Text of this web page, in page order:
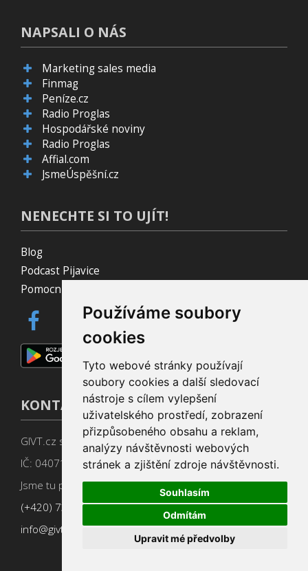
Používáme soubory
cookies
Tyto webové stránky používají
soubory cookies a další sledovací
nástroje s cílem vylepšení
uživatelského prostředí, zobrazení
přizpůsobeného obsahu a reklam,
analýzy návštěvnosti webových
stránek a zjištění zdroje návštěvnosti.
Souhlasím
Odmítám
Upravit mé předvolby
NAPSALI O NÁS
Marketing sales media
Finmag
Peníze.cz
Radio Proglas
Hospodářské noviny
Radio Proglas
Affial.com
JsmeÚspěšní.cz
NENECHTE SI TO UJÍT!
Blog
Podcast Pijavice
Pomocník do prohlížeče
KONTAKT
GIVT.cz s. r. o., Dolní nám. 16, 779 00 Olomouc
IČ: 04071433
Jsme tu pro Vás od 9:00 do 17:00
(+420) 737 266 402
info@givt.cz